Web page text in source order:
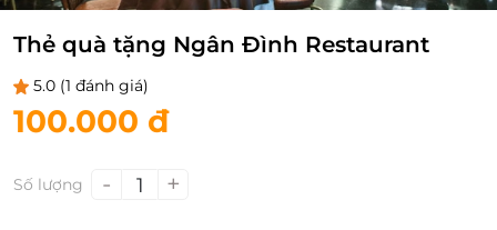
Thẻ quà tặng Ngân Đình Restaurant
5.0 (1 đánh giá)
100.000 đ
Số lượng - 1 +